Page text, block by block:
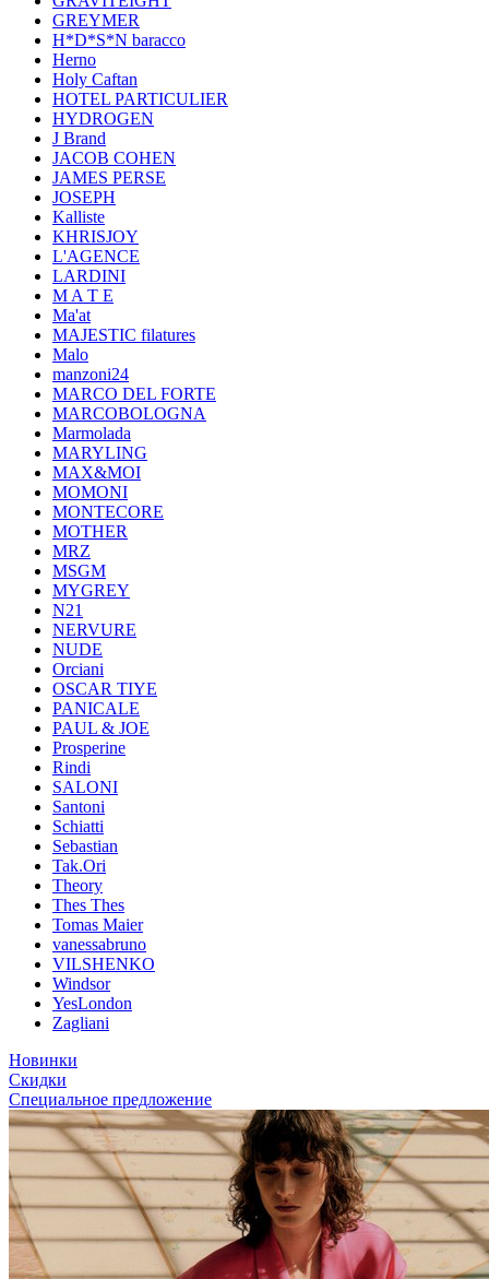
GREYMER
H*D*S*N baracco
Herno
Holy Caftan
HOTEL PARTICULIER
HYDROGEN
J Brand
JACOB COHEN
JAMES PERSE
JOSEPH
Kalliste
KHRISJOY
L'AGENCE
LARDINI
M A T E
Ma'at
MAJESTIC filatures
Malo
manzoni24
MARCO DEL FORTE
MARCOBOLOGNA
Marmolada
MARYLING
MAX&MOI
MOMONI
MONTECORE
MOTHER
MRZ
MSGM
MYGREY
N21
NERVURE
NUDE
Orciani
OSCAR TIYE
PANICALE
PAUL & JOE
Prosperine
Rindi
SALONI
Santoni
Schiatti
Sebastian
Tak.Ori
Theory
Thes Thes
Tomas Maier
vanessabruno
VILSHENKO
Windsor
YesLondon
Zagliani
Новинки
Скидки
Специальное предложение